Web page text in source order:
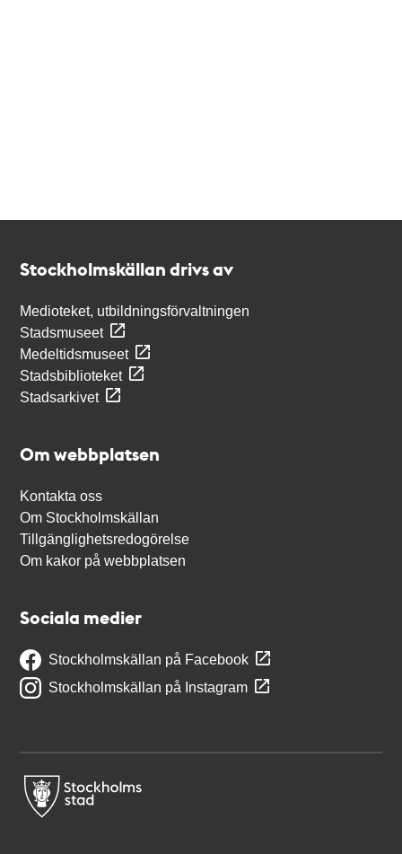
Stockholmskällan drivs av
Medioteket, utbildningsförvaltningen
Stadsmuseet
Medeltidsmuseet
Stadsbiblioteket
Stadsarkivet
Om webbplatsen
Kontakta oss
Om Stockholmskällan
Tillgänglighetsredogörelse
Om kakor på webbplatsen
Sociala medier
Stockholmskällan på Facebook
Stockholmskällan på Instagram